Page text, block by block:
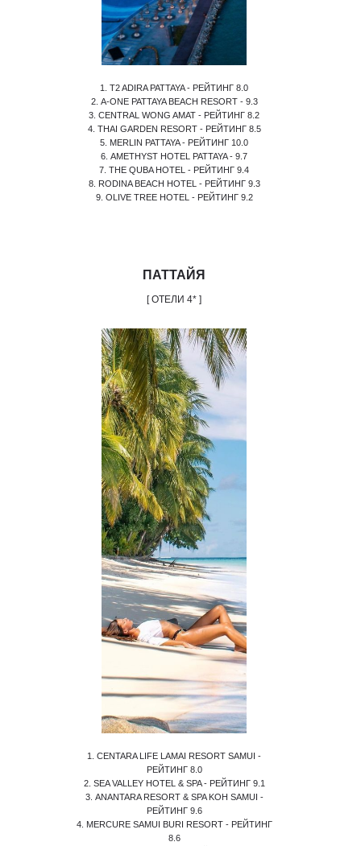
1. T2 ADIRA PATTAYA - РЕЙТИНГ 8.0
2. A-ONE PATTAYA BEACH RESORT - 9.3
3. CENTRAL WONG AMAT - РЕЙТИНГ 8.2
4. THAI GARDEN RESORT - РЕЙТИНГ 8.5
5. MERLIN PATTAYA - РЕЙТИНГ 10.0
6. AMETHYST HOTEL PATTAYA - 9.7
7. THE QUBA HOTEL - РЕЙТИНГ 9.4
8. RODINA BEACH HOTEL - РЕЙТИНГ 9.3
9. OLIVE TREE HOTEL - РЕЙТИНГ 9.2
ПАТТАЙЯ
[ ОТЕЛИ 4* ]
1. CENTARA LIFE LAMAI RESORT SAMUI -
РЕЙТИНГ 8.0
2. SEA VALLEY HOTEL & SPA - РЕЙТИНГ 9.1
3. ANANTARA RESORT & SPA KOH SAMUI -
РЕЙТИНГ 9.6
4. MERCURE SAMUI BURI RESORT - РЕЙТИНГ
8.6